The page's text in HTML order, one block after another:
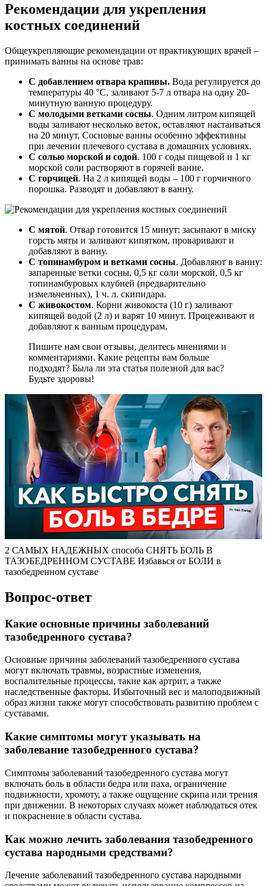
Рекомендации для укрепления
костных соединений
Общеукрепляющие рекомендации от практикующих врачей –
принимать ванны на основе трав:
С добавлением отвара крапивы. Вода регулируется до
температуры 40 °С, заливают 5-7 л отвара на одну 20-
минутную ванную процедуру.
С молодыми ветками сосны. Одним литром кипящей
воды заливают несколько веток, оставляют настаиваться
на 20 минут. Сосновые ванны особенно эффективны
при лечении плечевого сустава в домашних условиях.
С солью морской и содой. 100 г соды пищевой и 1 кг
морской соли растворяют в горячей ванне.
С горчицей. На 2 л кипящей воды – 100 г горчичного
порошка. Разводят и добавляют в ванну.
С мятой. Отвар готовится 15 минут: засыпают в миску
горсть мяты и заливают кипятком, проваривают и
добавляют в ванну.
С топинамбуром и ветками сосны. Добавляют в ванну:
запаренные ветки сосны, 0,5 кг соли морской, 0,5 кг
топинамбуровых клубней (предварительно
измельченных), 1 ч. л. скипидара.
С живокостом. Корни живокоста (10 г) заливают
кипящей водой (2 л) и варят 10 минут. Процеживают и
добавляют к ванным процедурам.
Пишите нам свои отзывы, делитесь мнениями и
комментариями. Какие рецепты вам больше
подходят? Была ли эта статья полезной для вас?
Будьте здоровы!
2 САМЫХ НАДЕЖНЫХ способа СНЯТЬ БОЛЬ В
ТАЗОБЕДРЕННОМ СУСТАВЕ Избавься от БОЛИ в
тазобедренном суставе
Вопрос-ответ
Какие основные причины заболеваний
тазобедренного сустава?
Основные причины заболеваний тазобедренного сустава
могут включать травмы, возрастные изменения,
воспалительные процессы, такие как артрит, а также
наследственные факторы. Избыточный вес и малоподвижный
образ жизни также могут способствовать развитию проблем с
суставами.
Какие симптомы могут указывать на
заболевание тазобедренного сустава?
Симптомы заболеваний тазобедренного сустава могут
включать боль в области бедра или паха, ограничение
подвижности, хромоту, а также ощущение скрипа или трения
при движении. В некоторых случаях может наблюдаться отек
и покраснение в области сустава.
Как можно лечить заболевания тазобедренного
сустава народными средствами?
Лечение заболеваний тазобедренного сустава народными